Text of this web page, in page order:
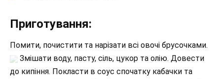
Приготування:
Помити, почистити та нарізати всі овочі брусочками.
Змішати воду, пасту, сіль, цукор та олію. Довести
до кипіння. Покласти в соус спочатку кабачки та